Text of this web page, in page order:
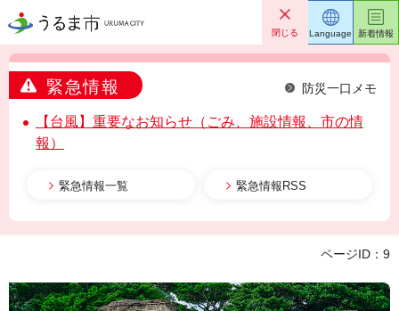
うるま市 閉じる
緊急情報 防災一口メモ
【台風】重要なお知らせ（ごみ、施設情報、市の情
報）
緊急情報一覧 緊急情報RSS
Language 新着情報
ページID：9